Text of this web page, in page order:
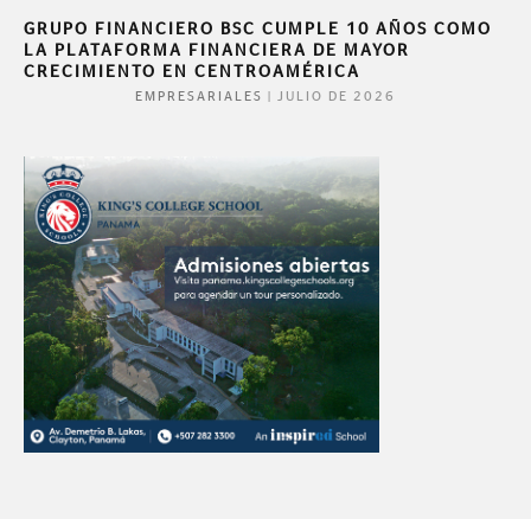
GRUPO FINANCIERO BSC CUMPLE 10 AÑOS COMO
LA PLATAFORMA FINANCIERA DE MAYOR
CRECIMIENTO EN CENTROAMÉRICA
EMPRESARIALES JULIO DE 2026